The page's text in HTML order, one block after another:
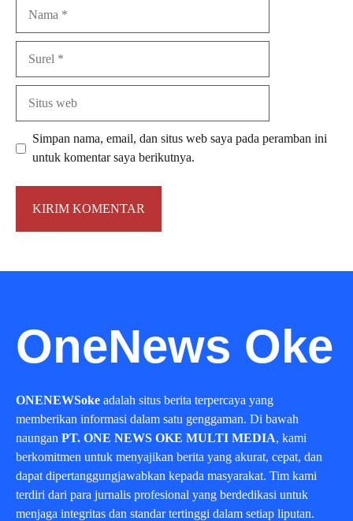
Simpan nama, email, dan situs web saya pada peramban ini
untuk komentar saya berikutnya.
OneNews Oke
ONENEWSoke adalah situs berita terpercaya yang
memberikan informasi dalam satu genggaman. Di bawah
naungan PT. ONE NEWS OKE MULTI MEDIA, kami
berkomitmen untuk menyajikan berita yang akurat, cepat, dan
dapat dipertanggungjawabkan kepada masyarakat. Tim kami
terdiri dari para jurnalis profesional yang berdedikasi untuk
menjaga integritas dan standar tertinggi dalam setiap liputan.